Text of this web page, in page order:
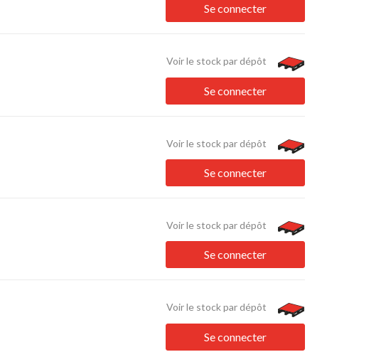
Se connecter
Voir le stock par dépôt
Se connecter
Voir le stock par dépôt
Se connecter
Voir le stock par dépôt
Se connecter
Voir le stock par dépôt
Se connecter